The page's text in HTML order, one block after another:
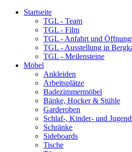
Startseite
TGL - Team
TGL - Film
TGL - Anfahrt und
TGL - Ausstellung in
TGL - Meilensteine
Möbel
Ankleiden
Arbeitsplätze
Badezimmermöbel
Bänke, Hocker & Stühle
Garderoben
Schlaf-, Kinder- und
Schränke
Sideboards
Tische